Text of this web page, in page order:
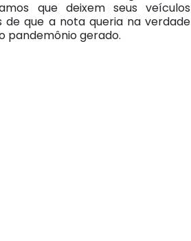
que deixem seus veículos
de que a nota queria na verdade
pandemônio gerado.